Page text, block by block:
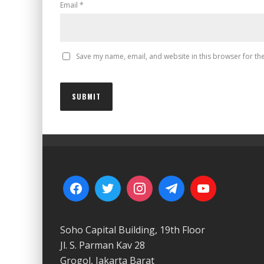
Email *
Save my name, email, and website in this browser for
Soho Capital Building, 19th Floor
Jl. S. Parman Kav 28
Grogol, Jakarta Barat